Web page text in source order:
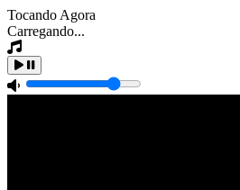
Tocando Agora
Carregando...